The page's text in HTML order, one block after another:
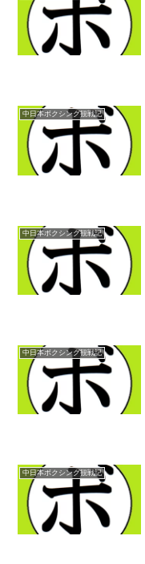
中日本ボクシング観戦記
中日本ボクシング観戦記
中日本ボクシング観戦記
中日本ボクシング観戦記